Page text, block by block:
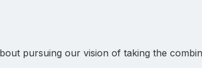
pursuing our vision of taking the